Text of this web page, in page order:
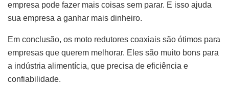
empresa pode fazer mais coisas sem parar. E isso ajuda
sua empresa a ganhar mais dinheiro.
Em conclusão, os moto redutores coaxiais são ótimos para
empresas que querem melhorar. Eles são muito bons para
a indústria alimentícia, que precisa de eficiência e
confiabilidade.